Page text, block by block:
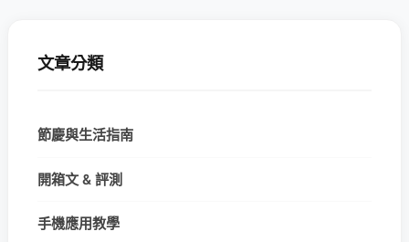
文章分類
節慶與生活指南
開箱文 & 評測
手機應用教學